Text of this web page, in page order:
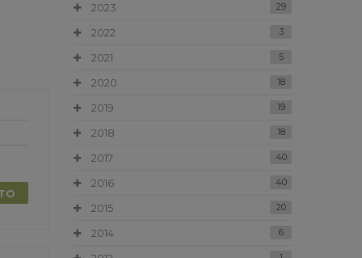
2023 29
2022 3
2021 5
2020 18
2019 19
2018 18
2017 40
2016 40
2015 20
2014 6